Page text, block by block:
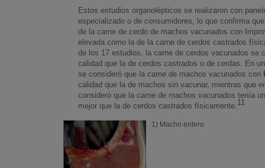
Estos estudios organolépticos se realizaron con
especializado o de consumidores, lo que confirma
de la carne de cerdo de machos vacunados con
elevada como la de la carne de cerdos castrados
de los 17 estudios, la carne de cerdos vacunados se
calidad que la de cerdos castrados o de cerdas. En
se consideró que la carne de machos vacunados con
calidad que la de machos sin vacunar, mientras que
consideró que la carne de machos vacunados tenía
mejor que la de cerdos castrados físicamente.11
1) Macho entero